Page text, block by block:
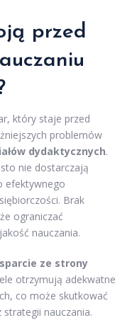
przed
który staje przed
problemów
dydaktycznych.
nie dostarczają
efektywnego
Brak
ograniczać
nauczania.
ze strony
otrzymują adekwatne
co może skutkować
nauczania.